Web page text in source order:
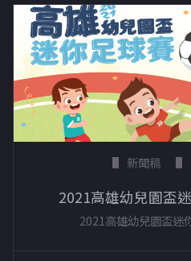
新聞稿
2021高雄幼兒園盃
2021高雄幼兒園盃迷